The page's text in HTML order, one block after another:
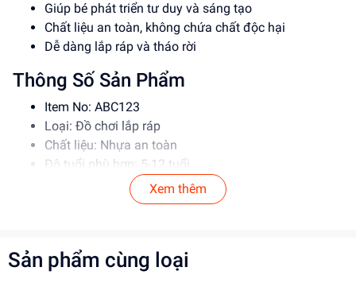
Giúp bé phát triển tư duy và sáng tạo
Chất liệu an toàn, không chứa chất độc hại
Dễ dàng lắp ráp và tháo rời
Thông Số Sản Phẩm
Item No: ABC123
Loại: Đồ chơi lắp ráp
Chất liệu: Nhựa an toàn
Độ tuổi phù hợp: 5-12 tuổi
Hướng Dẫn Sử Dụng
Để xa tầm tay trẻ em khi không sử dụng
Xem thêm
Sản phẩm cùng loại